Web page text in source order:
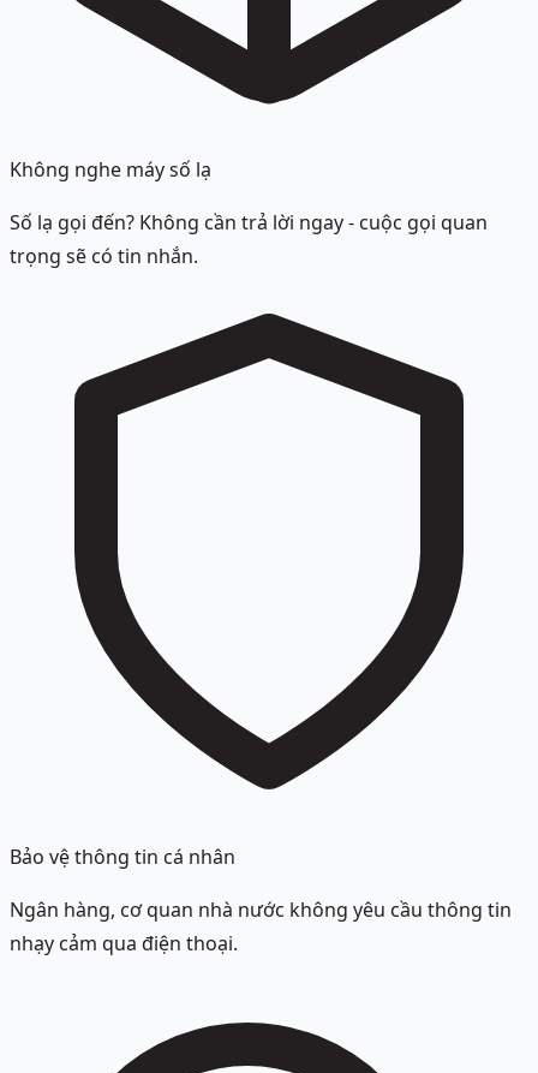
Không nghe máy số lạ
Số lạ gọi đến? Không cần trả lời ngay - cuộc gọi quan
trọng sẽ có tin nhắn.
Bảo vệ thông tin cá nhân
Ngân hàng, cơ quan nhà nước không yêu cầu thông tin
nhạy cảm qua điện thoại.